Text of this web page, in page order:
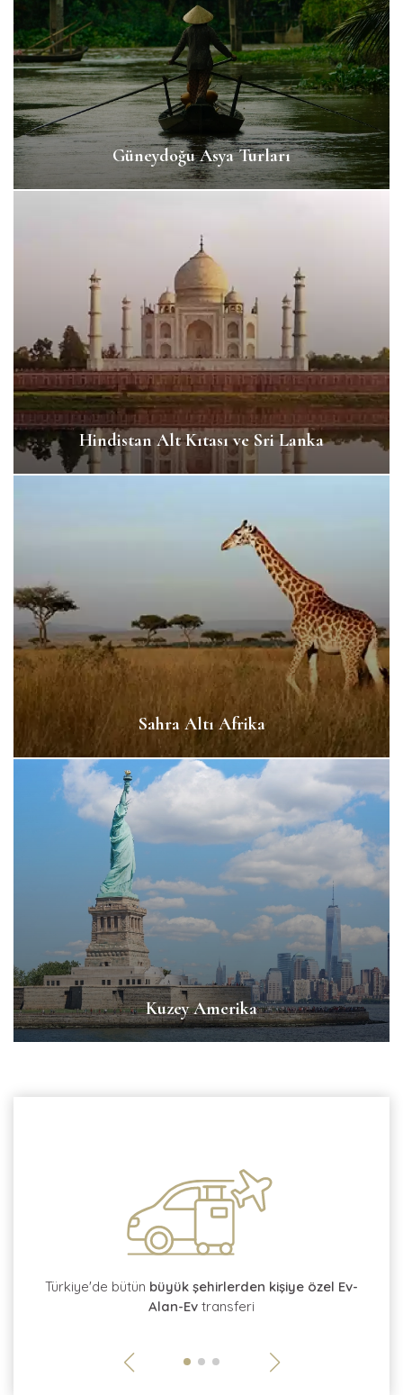
Güneydoğu Asya Turları
Hindistan Alt Kıtası ve Sri Lanka
Sahra Altı Afrika
Kuzey Amerika
Türkiye'de bütün büyük şehirlerden kişiye özel Ev-
Alan-Ev transferi